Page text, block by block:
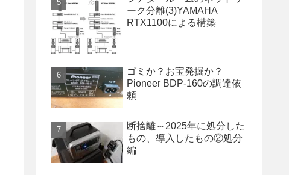
ーク分離(3)YAMAHA
RTX1100による構築
ゴミか？お宝発掘か？
Pioneer BDP-160の調達依
頼
断捨離～2025年に処分した
もの、導入したもの②処分
編